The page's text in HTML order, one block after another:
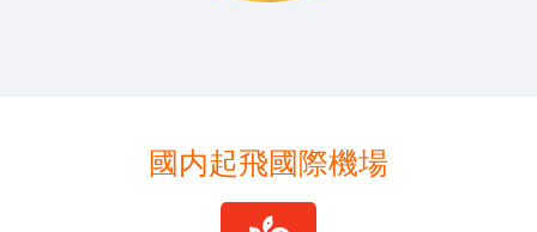
國内起飛國際機場